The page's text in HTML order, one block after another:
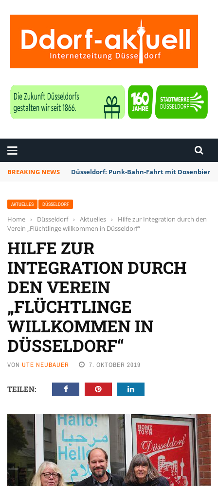
BREAKING NEWS Düsseldorf: Punk-Bahn-Fahrt mit Dosenbier
AKTUELLES DÜSSELDORF
Home › Düsseldorf › Aktuelles ›
Hilfe zur Integration durch den
Verein „Flüchtlinge willkommen in Düsseldorf“
HILFE ZUR
INTEGRATION DURCH
DEN VEREIN
„FLÜCHTLINGE
WILLKOMMEN IN
DÜSSELDORF“
VON UTE NEUBAUER 7. OKTOBER 2019
TEILEN: